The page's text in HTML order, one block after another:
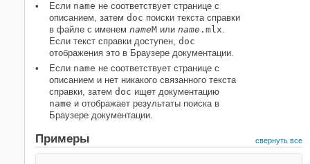
Если name не соответствует странице с
описанием, затем doc поиски текста справки
в файле с именем nameM или name .mlx.
Если текст справки доступен, doc
отображения это в Браузере документации.
Если name не соответствует странице с
описанием и нет никакого связанного текста
справки, затем doc ищет документацию
name и отображает результаты поиска в
Браузере документации.
Примеры свернуть все